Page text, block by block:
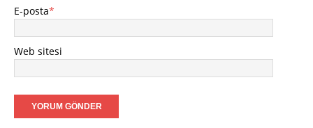
E-posta*
Web sitesi